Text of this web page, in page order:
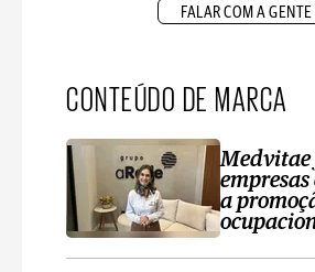
FALAR COM A GENTE
CONTEÚDO DE MARCA
Medvitae
empresas
a